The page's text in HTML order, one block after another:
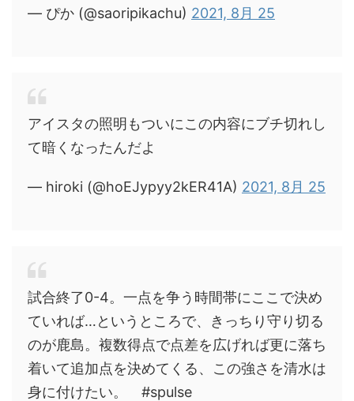
— ぴか (@saoripikachu) 2021, 8月 25
アイスタの照明もついにこの内容にブチ切れし
て暗くなったんだよ
— hiroki (@hoEJypyy2kER41A) 2021, 8月 25
試合終了0-4。一点を争う時間帯にここで決め
ていれば…というところで、きっちり守り切る
のが鹿島。複数得点で点差を広げれば更に落ち
着いて追加点を決めてくる、この強さを清水は
身に付けたい。 #spulse